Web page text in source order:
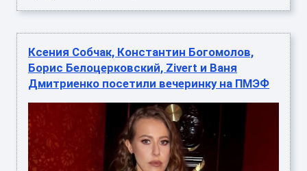
Ксения Собчак, Константин Богомолов,
Борис Белоцерковский, Zivert и Ваня
Дмитриенко посетили вечеринку на ПМЭФ